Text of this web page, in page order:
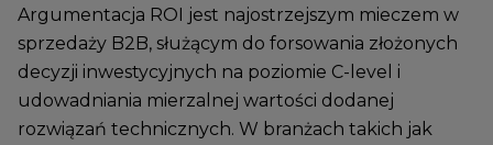
Argumentacja ROI jest najostrzejszym mieczem w
sprzedaży B2B, służącym do forsowania złożonych
decyzji inwestycyjnych na poziomie C-level i
udowadniania mierzalnej wartości dodanej
rozwiązań technicznych. W branżach takich jak